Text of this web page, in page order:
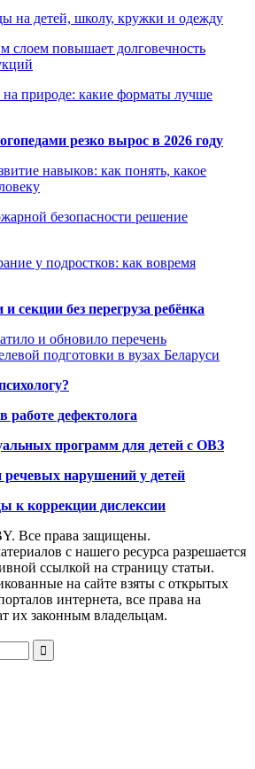
на детей, школу, кружки и одежду
слоем повышает долговечность
природе: какие форматы лучше
резко вырос в 2026 году
навыков: как понять, какое
безопасности решение
у подростков: как вовремя
секции без перегруза ребёнка
и обновило перечень
подготовки в вузах Беларуси
дефектолога
программ для детей с ОВЗ
нарушений у детей
к коррекции дислексии
Все права защищены.
с нашего ресурса разрешается
ссылкой на страницу статьи.
на сайте взяты с открытых
интернета, все права на
их законным владельцам.